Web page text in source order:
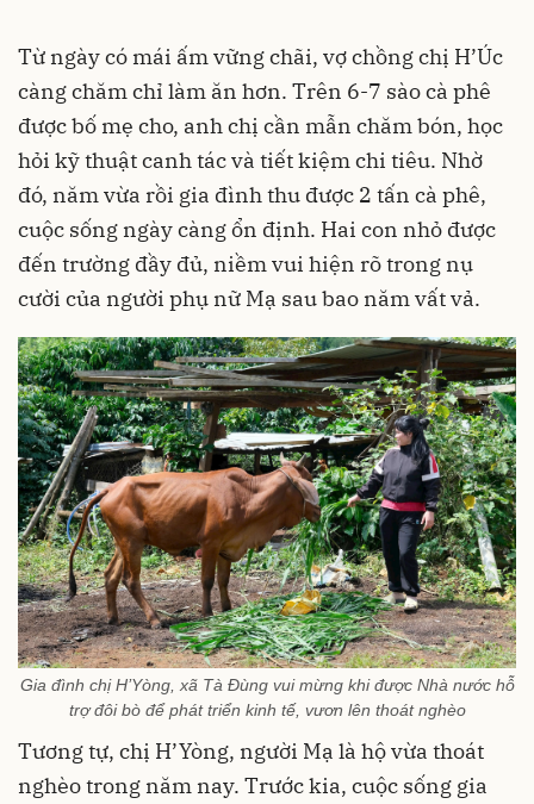
Từ ngày có mái ấm vững chãi, vợ chồng chị H’Úc
càng chăm chỉ làm ăn hơn. Trên 6-7 sào cà phê
được bố mẹ cho, anh chị cần mẫn chăm bón, học
hỏi kỹ thuật canh tác và tiết kiệm chi tiêu. Nhờ
đó, năm vừa rồi gia đình thu được 2 tấn cà phê,
cuộc sống ngày càng ổn định. Hai con nhỏ được
đến trường đầy đủ, niềm vui hiện rõ trong nụ
cười của người phụ nữ Mạ sau bao năm vất vả.
Gia đình chị H’Yòng, xã Tà Đùng vui mừng khi được Nhà nước hỗ
trợ đôi bò để phát triển kinh tế, vươn lên thoát nghèo
Tương tự, chị H’Yòng, người Mạ là hộ vừa thoát
nghèo trong năm nay. Trước kia, cuộc sống gia